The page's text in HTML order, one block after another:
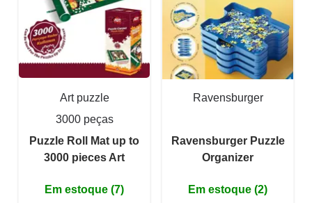
Art puzzle
3000 peças
Puzzle Roll Mat up to
3000 pieces Art
Em estoque (7)
Ravensburger
Ravensburger Puzzle
Organizer
Em estoque (2)